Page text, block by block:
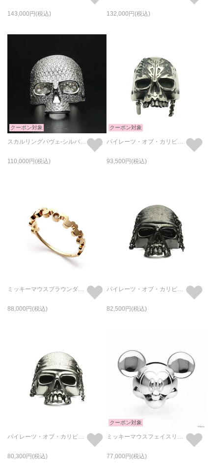
143,000 132,000
クーポン対象
スカルリングパヴェ-シルバー/指輪
110,000
クーポン対象
パイレーツ・オブ・カリビアン/最後の海賊スカルリング-シルバー/指輪
93,500
ミッキーマウスブラウンダイヤモンドリング-K10イエローゴールド/指輪
88,000
パイレーツ・オブ・カリビアン/ワールド・エンドスカルリングM-ブラック/指輪
82,500
パイレーツ・オブ・カリビアン/ワールド・エンドスカルリングM-シルバー/指輪
80,300
クーポン対象
ミッキーマウスフェイスリング-シルバーM/指輪
77,000